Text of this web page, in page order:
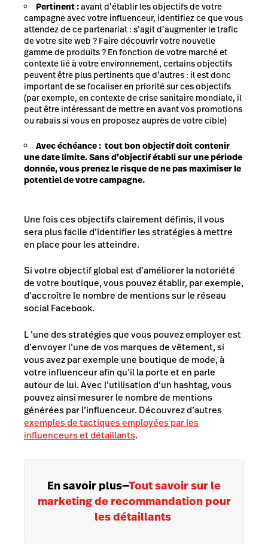
Pertinent :avant d’établir les objectifs de votre
campagne avec votre influenceur, identifiez ce que vous
attendez de ce partenariat : s’agit d’augmenter le trafic
de votre site web ? Faire découvrir votre nouvelle
gamme de produits ? En fonction de votre marché et
contexte lié à votre environnement, certains objectifs
peuvent être plus pertinents que d’autres : il est donc
important de se focaliser en priorité sur ces objectifs
(par exemple, en contexte de crise sanitaire mondiale, il
peut être intéressant de mettre en avant vos promotions
ou rabais si vous en proposez auprès de votre cible)
Avec échéance : tout bon objectif doit contenir
une date limite. Sans d’objectif établi sur une période
donnée, vous prenez le risque de ne pas maximiser le
potentiel de votre campagne.
Une fois ces objectifs clairement définis, il vous
sera plus facile d’identifier les stratégies à mettre
en place pour les atteindre.
Si votre objectif global est d’améliorer la notoriété
de votre boutique, vous pouvez établir, par exemple,
d’accroître le nombre de mentions sur le réseau
social Facebook.
L ’une des stratégies que vous pouvez employer est
d’envoyer l’une de vos marques de vêtement, si
vous avez par exemple une boutique de mode, à
votre influenceur afin qu’il la porte et en parle
autour de lui. Avec l’utilisation d’un hashtag, vous
pouvez ainsi mesurer le nombre de mentions
générées par l’influenceur. Découvrez d’autres
exemples de tactiques employées par les
influenceurs et détaillants.
En savoir plus—Tout savoir sur le
marketing de recommandation pour
les détaillants